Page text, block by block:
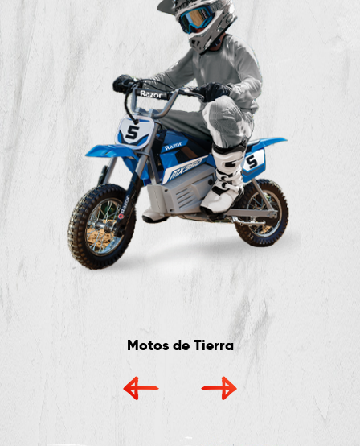
Motos de Tierra